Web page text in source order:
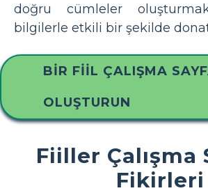
doğru cümleler
bilgilerle etkili bir şekilde
BIR FIIL ÇALIŞMA
OLUŞTURUN
Fiiller Çalışma
Fikirleri